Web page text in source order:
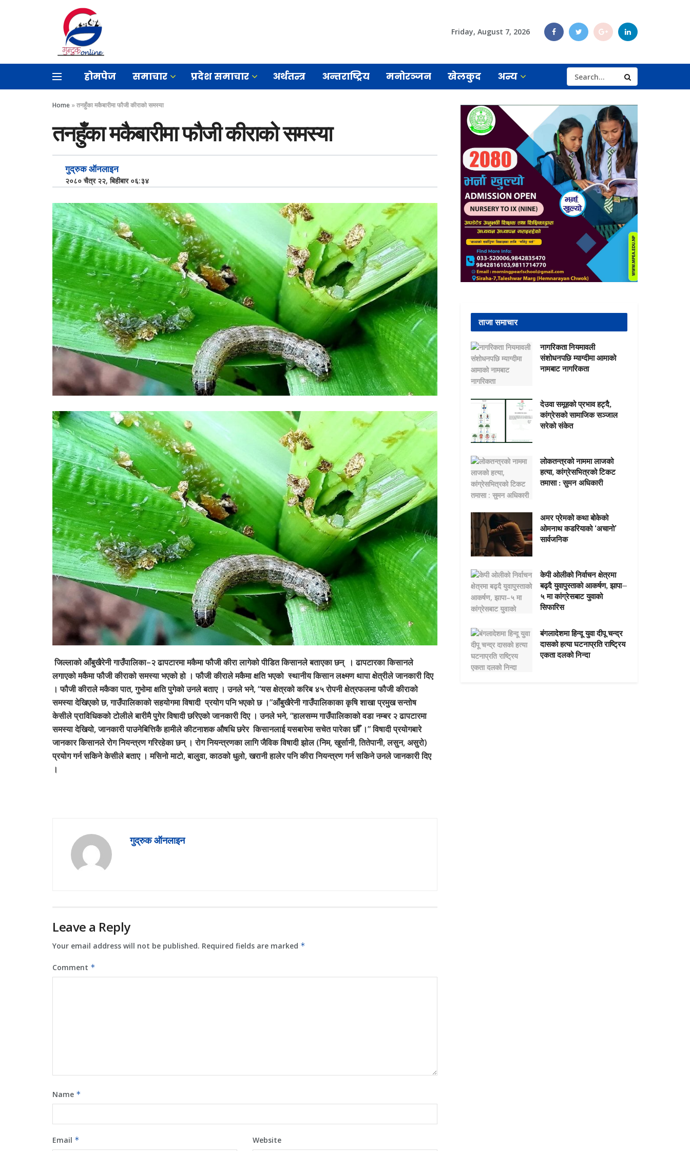
Friday, August 7, 2026
होमपेज समाचार प्रदेश समाचार अर्थतन्त्र अन्तराष्ट्रिय मनोरञ्जन खेलकुद अन्य
Home »तनहुँका मकैबारीमा फौजी कीराको समस्या
तनहुँका मकैबारीमा फौजी कीराको समस्या
गुद्रुक ऑनलाइन
२०८० चैत्र २२, बिहीबार ०६:३४
जिल्लाको आँबुखैरेनी गाउँपालिका–२ ढापटारमा मकैमा फौजी कीरा लागेको पीडित किसानले बताएका छन् । ढापटारका किसानले
लगाएको मकैमा फौजी कीराको समस्या भएको हो । फौजी कीराले मकैमा क्षति भएको स्थानीय किसान लक्ष्मण थापा क्षेत्रीले जानकारी दिए
। फौजी कीराले मकैका पात, गुभोमा क्षति पुगेको उनले बताए । उनले भने, “यस क्षेत्रको करिब ४५ रोपनी क्षेत्रफलमा फौजी कीराको
समस्या देखिएको छ, गाउँपालिकाको सहयोगमा विषादी प्रयोग पनि भएको छ ।”आँबुखैरेनी गाउँपालिकाका कृषि शाखा प्रमुख सन्तोष
केसीले प्राविधिकको टोलीले बारीमै पुगेर विषादी छरिएको जानकारी दिए । उनले भने, “हालसम्म गाउँपालिकाको वडा नम्बर २ ढापटारमा
समस्या देखियो, जानकारी पाउनेबित्तिकै हामीले कीटनाशक औषधि छरेर किसानलाई यसबारेमा सचेत पारेका छौँ ।” विषादी प्रयोगबारे
जानकार किसानले रोग नियन्त्रण गरिरहेका छन् । रोग नियन्त्रणका लागि जैविक विषादी झोल (निम, खुर्सानी, तितेपानी, लसुन, असुरो)
प्रयोग गर्न सकिने केसीले बताए । मसिनो माटो, बालुवा, काठको धुलो, खरानी हालेर पनि कीरा नियन्त्रण गर्न सकिने उनले जानकारी दिए
।
गुद्रुक ऑनलाइन
Leave a Reply
Your email address will not be published. Required fields are marked *
Comment *
Name *
Email * Website
ताजा समाचार
नागरिकता नियमावली
संशोधनपछि म्याग्दीमा आमाको
नामबाट नागरिकता
देउवा समूहको प्रभाव हट्दै,
कांग्रेसको सामाजिक सञ्जाल
सरेको संकेत
लोकतन्त्रको नाममा लाजको
हत्या, कांग्रेसभित्रको टिकट
तमासा : सुमन अधिकारी
अमर प्रेमको कथा बोकेको
ओमनाथ कडरियाको ‘अचानो’
सार्वजनिक
केपी ओलीको निर्वाचन क्षेत्रमा
बढ्दै युवापुस्ताको आकर्षण, झापा–
५ मा कांग्रेसबाट युवाको
सिफारिस
बंगलादेशमा हिन्दू युवा दीपू चन्द्र
दासको हत्या घटनाप्रति राष्ट्रिय
एकता दलको निन्दा